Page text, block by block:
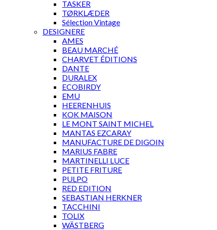
TASKER
TØRKLÆDER
Sélection Vintage
DESIGNERE
AMES
BEAU MARCHÉ
CHARVET ÉDITIONS
DANTE
DURALEX
ECOBIRDY
EMU
HEERENHUIS
KOK MAISON
LE MONT SAINT MICHEL
MANTAS EZCARAY
MANUFACTURE DE DIGOIN
MARIUS FABRE
MARTINELLI LUCE
PETITE FRITURE
PULPO
RED EDITION
SEBASTIAN HERKNER
TACCHINI
TOLIX
WÄSTBERG